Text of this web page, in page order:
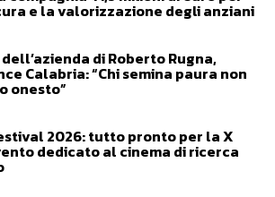
e la valorizzazione degli anziani
di Roberto Rugna,
Calabria: “Chi semina paura non
onesto”
2026: tutto pronto per la X
dedicato al cinema di ricerca